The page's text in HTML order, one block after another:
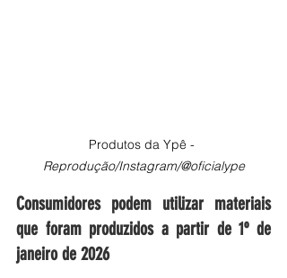
Produtos da Ypê -
Reprodução/Instagram/@oficialype
Consumidores podem utilizar materiais
que foram produzidos a partir de 1º de
janeiro de 2026